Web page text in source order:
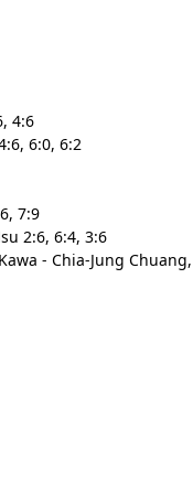
4:6
6:0, 6:2
7:9
2:6, 6:4, 3:6
- Chia-Jung